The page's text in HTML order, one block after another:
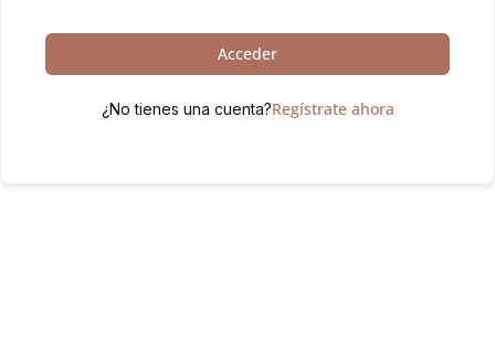
Acceder
¿No tienes una cuenta?Regístrate ahora